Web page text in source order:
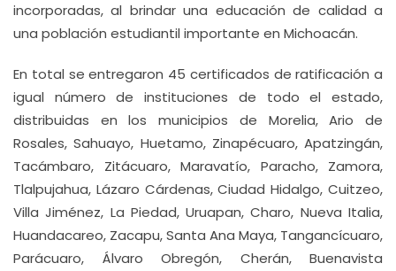
incorporadas, al brindar una educación de calidad a
una población estudiantil importante en Michoacán.
En total se entregaron 45 certificados de ratificación a
igual número de instituciones de todo el estado,
distribuidas en los municipios de Morelia, Ario de
Rosales, Sahuayo, Huetamo, Zinapécuaro, Apatzingán,
Tacámbaro, Zitácuaro, Maravatío, Paracho, Zamora,
Tlalpujahua, Lázaro Cárdenas, Ciudad Hidalgo, Cuitzeo,
Villa Jiménez, La Piedad, Uruapan, Charo, Nueva Italia,
Huandacareo, Zacapu, Santa Ana Maya, Tangancícuaro,
Parácuaro, Álvaro Obregón, Cherán, Buenavista